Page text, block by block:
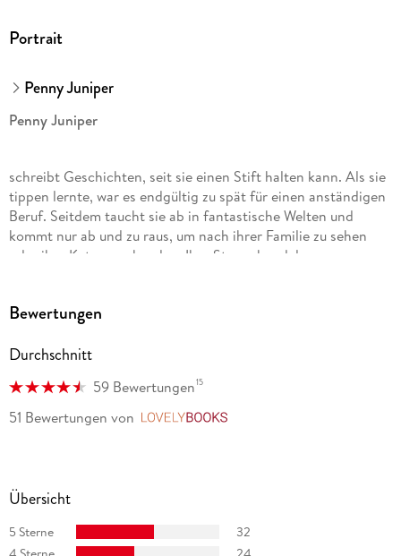
Portrait
Penny Juniper
Penny Juniper
schreibt Geschichten, seit sie einen Stift halten kann. Als sie
tippen lernte, war es endgültig zu spät für einen anständigen
Beruf. Seitdem taucht sie ab in fantastische Welten und
kommt nur ab und zu raus, um nach ihrer Familie zu sehen
oder ihre Katzen zu kraulen. Ihre Storys handeln von
Werwölfen, die für ihr Happy End kämpfen müssen. Dabei
liebt Fantasy mit Humor und dem gewissen Etwas.
Bewertungen
Durchschnitt
59 Bewertungen15
51 Bewertungen von
Übersicht
5 Sterne
32